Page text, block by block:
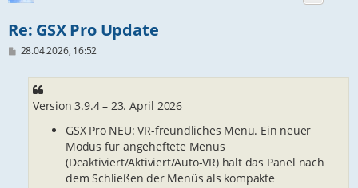
Re: GSX Pro Update
B
28.04.2026, 16:52
Version 3.9.4 – 23. April 2026
GSX Pro NEU: VR-freundliches Menü. Ein neuer
Modus für angeheftete Menüs
(Deaktiviert/Aktiviert/Auto-VR) hält das Panel nach
dem Schließen der Menüs als kompakte